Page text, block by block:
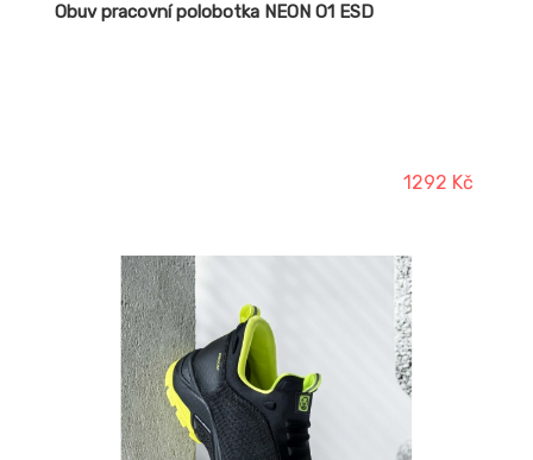
Obuv pracovní polobotka NEON O1 ESD
1292 Kč